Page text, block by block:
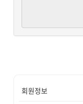
회원정보